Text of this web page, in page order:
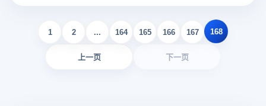
上一页
1 2 ... 164 165 166 167 168
下一页